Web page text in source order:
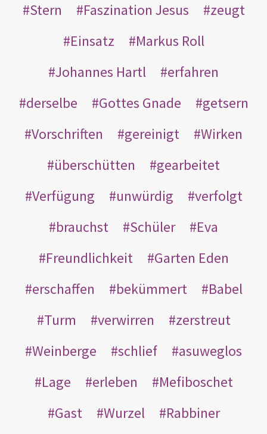
Stern
Faszination Jesus
zeugt
Einsatz
Markus Roll
Johannes Hartl
erfahren
derselbe
Gottes Gnade
getsern
Vorschriften
gereinigt
Wirken
überschütten
gearbeitet
Verfügung
unwürdig
verfolgt
brauchst
Schüler
Eva
Freundlichkeit
Garten Eden
erschaffen
bekümmert
Babel
Turm
verwirren
zerstreut
Weinberge
schlief
asuweglos
Lage
erleben
Mefiboschet
Gast
Wurzel
Rabbiner